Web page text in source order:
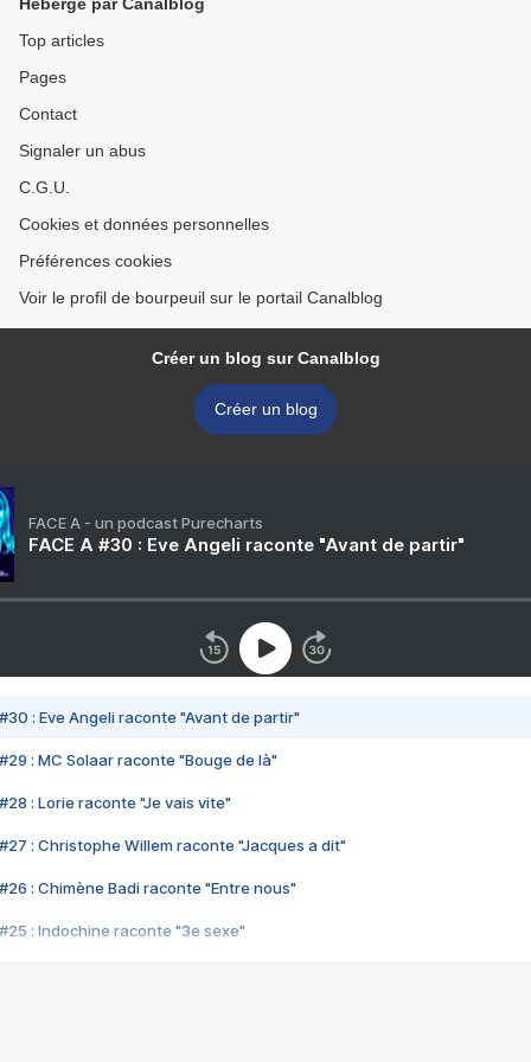
Top articles
Pages
Contact
Signaler un abus
C.G.U.
Cookies et données personnelles
Préférences cookies
Voir le profil de bourpeuil sur le portail Canalblog
Créer un blog sur Canalblog
Créer un blog
FACE A - un podcast Purecharts
FACE A #30 : Eve Angeli raconte "Avant de partir"
#30 : Eve Angeli raconte "Avant de partir"
#29 : MC Solaar raconte "Bouge de là"
#28 : Lorie raconte "Je vais vite"
#27 : Christophe Willem raconte "Jacques a dit"
#26 : Chimène Badi raconte "Entre nous"
#25 : Indochine raconte "3e sexe"